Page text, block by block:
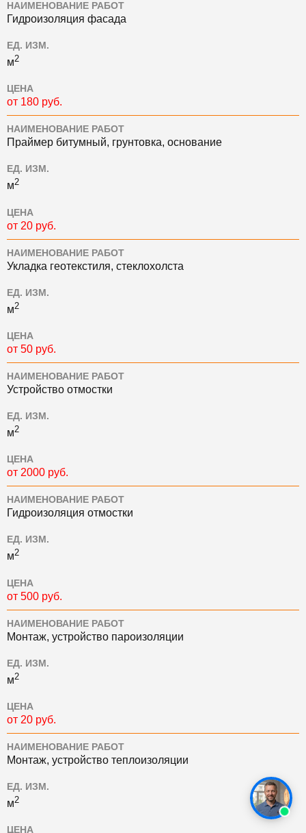
НАИМЕНОВАНИЕ РАБОТ
Гидроизоляция фасада
ЕД. ИЗМ.
м2
ЦЕНА
от 180 руб.
НАИМЕНОВАНИЕ РАБОТ
Праймер битумный, грунтовка, основание
ЕД. ИЗМ.
м2
ЦЕНА
от 20 руб.
НАИМЕНОВАНИЕ РАБОТ
Укладка геотекстиля, стеклохолста
ЕД. ИЗМ.
м2
ЦЕНА
от 50 руб.
НАИМЕНОВАНИЕ РАБОТ
Устройство отмостки
ЕД. ИЗМ.
м2
ЦЕНА
от 2000 руб.
НАИМЕНОВАНИЕ РАБОТ
Гидроизоляция отмостки
ЕД. ИЗМ.
м2
ЦЕНА
от 500 руб.
НАИМЕНОВАНИЕ РАБОТ
Монтаж, устройство пароизоляции
ЕД. ИЗМ.
м2
ЦЕНА
от 20 руб.
НАИМЕНОВАНИЕ РАБОТ
Монтаж, устройство теплоизоляции
ЕД. ИЗМ.
м2
ЦЕНА